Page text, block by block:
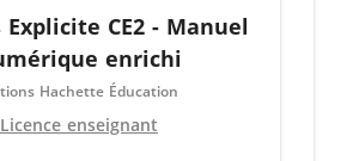
Explicite CE2 - Manuel
enrichi
Hachette Éducation
Licence enseignant